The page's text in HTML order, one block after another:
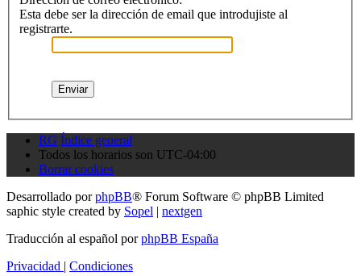
Esta debe ser la dirección de email que introdujiste al
registrarte.
RG Índice general
Todos los horarios son UTC-04:00
Borrar cookies
Desarrollado porphpBB® Forum Software © phpBB Limited
saphic style created by Sopel | nextgen
Traducción al español porphpBB España
Privacidad | Condiciones